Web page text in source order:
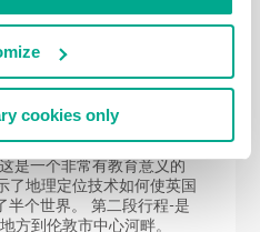
cookies only
点击阅读。水工建筑”大
（大致类似于圣彼得堡的
一个小博物馆，里面有详细
克-富有历史意义的船舰-舰
短，可以视为 “热身”-一共
下通道来作为补充： 在格林
的（详细故事在这里，建议
是一个非常有教育意义的
了地理定位技术如何使英国
半个世界。 第二段行程-是
方到伦敦市中心河畔。